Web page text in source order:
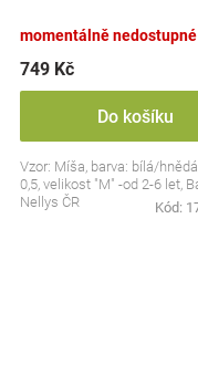
potiskem, M
momentálně nedostupné
749 Kč
Do košíku
Vzor: Míša, barva: bílá/
0,5, velikost "M" -od 2-6 let,
Nellys ČR
Kód: